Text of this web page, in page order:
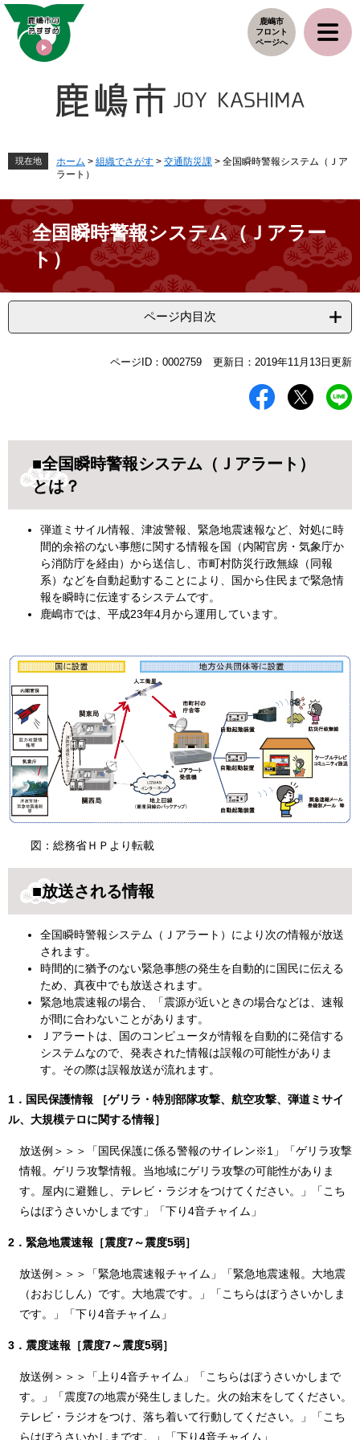
ペ
メ
鹿嶋市
フロント
ページへ
現在地 ホーム > 組織でさがす > 交通防災課 > 全国瞬時警報システム（Ｊア
ラート）
全国瞬時警報システム（Ｊアラー
ト）
ページ内目次
ページID：0002759 更新日：2019年11月13日更新
■全国瞬時警報システム（Ｊアラート）
とは？
弾道ミサイル情報、津波警報、緊急地震速報など、対処に時
間的余裕のない事態に関する情報を国（内閣官房・気象庁か
ら消防庁を経由）から送信し、市町村防災行政無線（同報
系）などを自動起動することにより、国から住民まで緊急情
報を瞬時に伝達するシステムです。
鹿嶋市では、平成23年4月から運用しています。
図：総務省ＨＰより転載
■放送される情報
全国瞬時警報システム（Ｊアラート）により次の情報が放送
されます。
時間的に猶予のない緊急事態の発生を自動的に国民に伝える
ため、真夜中でも放送されます。
緊急地震速報の場合、「震源が近いときの場合などは、速報
が間に合わないことがあります。
Ｊアラートは、国のコンピュータが情報を自動的に発信する
システムなので、発表された情報は誤報の可能性がありま
す。その際は誤報放送が流れます。
1．国民保護情報 ［ゲリラ・特別部隊攻撃、航空攻撃、弾道ミサイ
ル、大規模テロに関する情報］
放送例＞＞＞「国民保護に係る警報のサイレン※1」「ゲリラ攻撃
情報。ゲリラ攻撃情報。当地域にゲリラ攻撃の可能性がありま
す。屋内に避難し、テレビ・ラジオをつけてください。」「こち
らはぼうさいかしまです」「下り4音チャイム」
2．緊急地震速報［震度7～震度5弱］
放送例＞＞＞「緊急地震速報チャイム」「緊急地震速報。大地震
（おおじしん）です。大地震です。」「こちらはぼうさいかしま
です。」「下り4音チャイム」
3．震度速報［震度7～震度5弱］
放送例＞＞＞「上り4音チャイム」「こちらはぼうさいかしまで
す。」「震度7の地震が発生しました。火の始末をしてください。
テレビ・ラジオをつけ、落ち着いて行動してください。」「こち
らはぼうさいかしまです。」「下り4音チャイム」